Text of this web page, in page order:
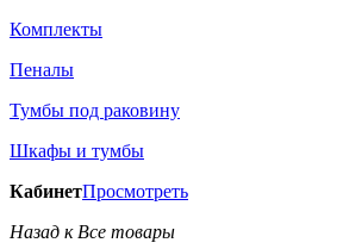
Комплекты
Пеналы
Тумбы под раковину
Шкафы и тумбы
КабинетПросмотреть
Назад к Все товары